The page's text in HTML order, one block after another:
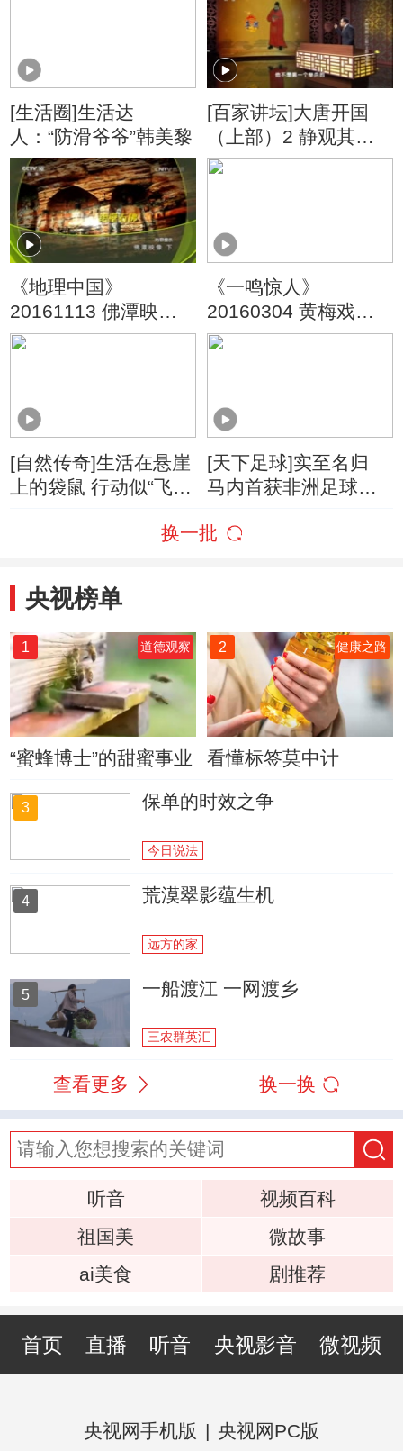
[生活圈]生活达
人：“防滑爷爷”韩美黎
[百家讲坛]大唐开国
（上部）2 静观其变
唐朝建立的意义
《地理中国》
20161113 佛潭映像
（下）
《一鸣惊人》
20160304 黄梅戏名
家名票组团战精编版
[自然传奇]生活在悬崖
上的袋鼠 行动似“飞檐
[天下足球]实至名归
马内首获非洲足球先
换一批
央视榜单
1 道德观察
“蜜蜂博士”的甜蜜事业
2 健康之路
看懂标签莫中计
3 保单的时效之争
今日说法
4 荒漠翠影蕴生机
远方的家
5 一船渡江 一网渡乡
三农群英汇
查看更多 换一换
听音
视频百科
祖国美
微故事
ai美食
剧推荐
首页 直播 听音 央视影音 微视频
央视网手机版 | 央视网PC版